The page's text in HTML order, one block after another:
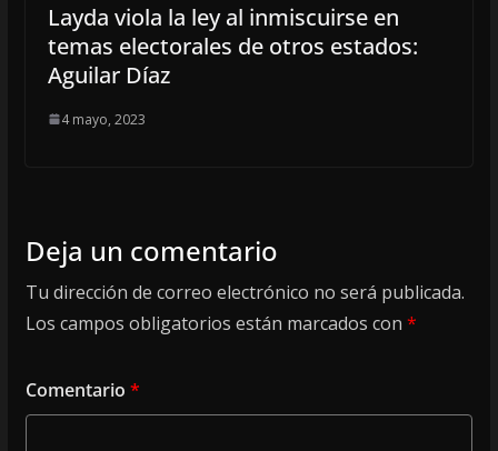
Layda viola la ley al inmiscuirse en
temas electorales de otros estados:
Aguilar Díaz
4 mayo, 2023
Deja un comentario
Tu dirección de correo electrónico no será publicada.
Los campos obligatorios están marcados con *
Comentario *